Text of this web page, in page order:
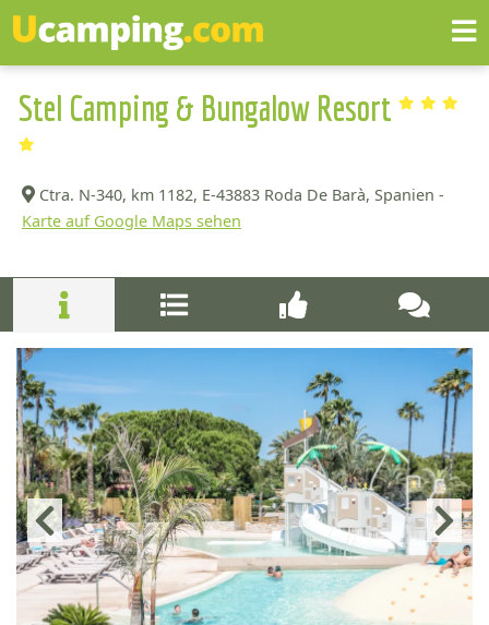
Stel Camping & Bungalow Resort
Ctra. N-340, km 1182, E-43883 Roda De Barà, Spanien -
Karte auf Google Maps sehen